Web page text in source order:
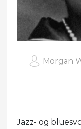
Morgan
Jazz- og